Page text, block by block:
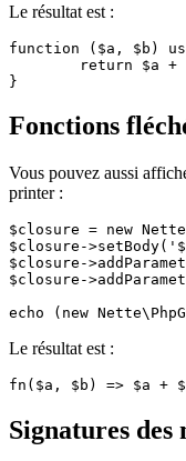
Le résultat est :
function ($a, $b)
Fonctions
Vous pouvez aussi
printer :
$closure = new
$closure-
$closure-
$closure-
Le résultat est :
Signatures des